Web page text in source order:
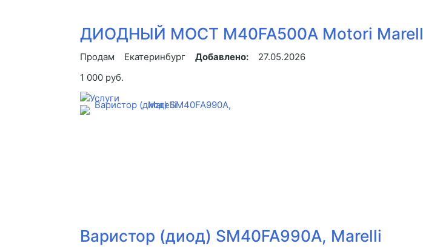
ДИОДНЫЙ МОСТ M40FA500A Motori Marell
Продам Екатеринбург Добавлено:
27.05.2026
1 000 руб.
Варистор (диод) SM40FA990A, Marelli